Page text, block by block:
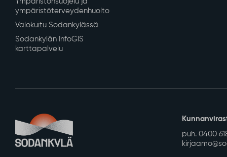
ympäristöterveydenhuolto
Valokuitu Sodankylässä
Sodankylän InfoGIS
karttapalvelu
puh. 0400